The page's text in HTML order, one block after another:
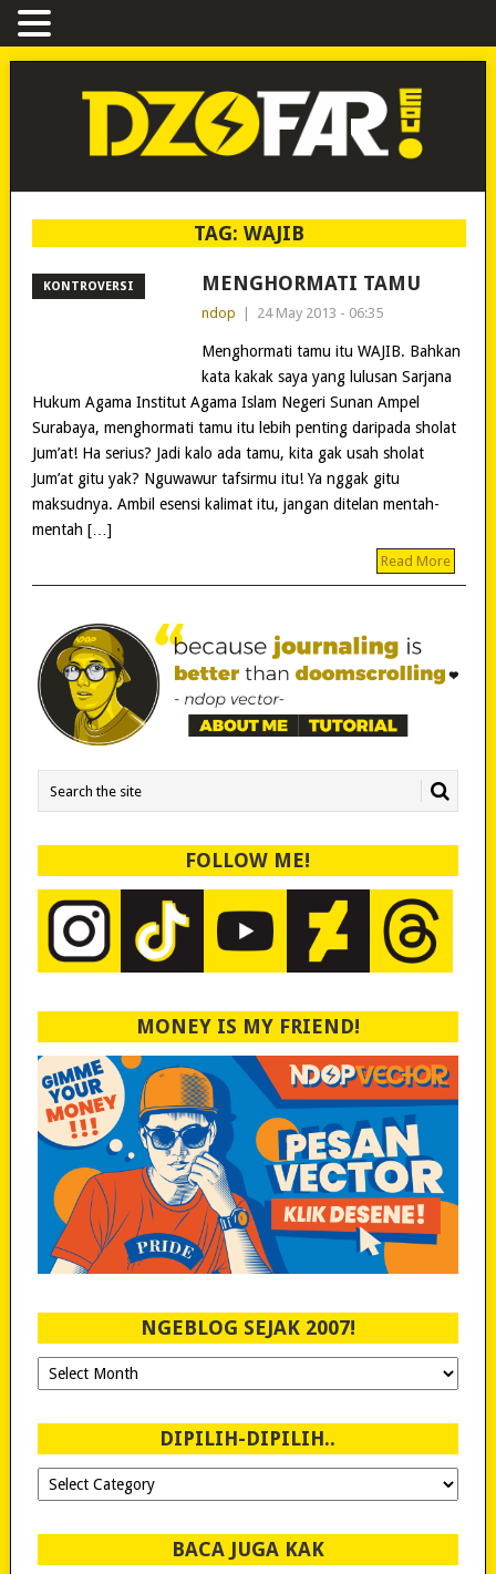
TAG: WAJIB
KONTROVERSI MENGHORMATI TAMU
ndop 24 May 2013 - 06:35
Menghormati tamu itu WAJIB. Bahkan
kata kakak saya yang lulusan Sarjana
Hukum Agama Institut Agama Islam Negeri Sunan Ampel
Surabaya, menghormati tamu itu lebih penting daripada sholat
Jum’at! Ha serius? Jadi kalo ada tamu, kita gak usah sholat
Jum’at gitu yak? Nguwawur tafsirmu itu! Ya nggak gitu
maksudnya. Ambil esensi kalimat itu, jangan ditelan mentah-
mentah […]
Read More
FOLLOW ME!
MONEY IS MY FRIEND!
NGEBLOG SEJAK 2007!
Ngeblog
Sejak
DIPILIH-DIPILIH..
Dipilih-
dipilih..
BACA JUGA KAK